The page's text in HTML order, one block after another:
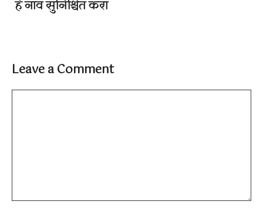
हे नाव सुनिश्चित करा
Leave a Comment
Comment